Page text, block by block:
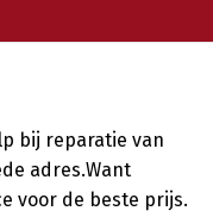
bij reparatie van
adres.Want
voor de beste prijs.